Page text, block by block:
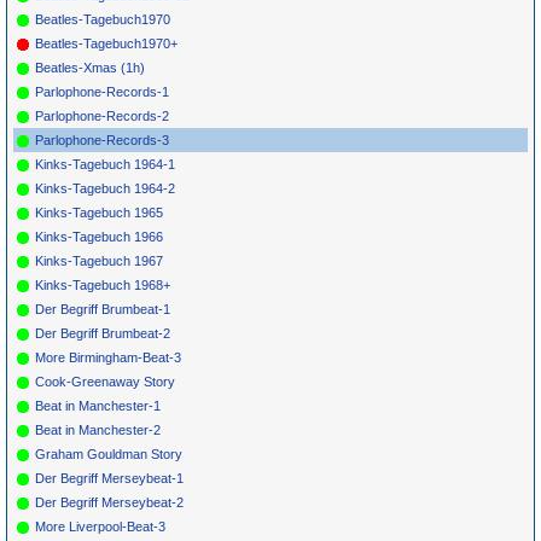
Beatles-Tagebuch1970
Beatles-Tagebuch1970+
Beatles-Xmas (1h)
Parlophone-Records-1
Parlophone-Records-2
Parlophone-Records-3
Kinks-Tagebuch 1964-1
Kinks-Tagebuch 1964-2
Kinks-Tagebuch 1965
Kinks-Tagebuch 1966
Kinks-Tagebuch 1967
Kinks-Tagebuch 1968+
Der Begriff Brumbeat-1
Der Begriff Brumbeat-2
More Birmingham-Beat-3
Cook-Greenaway Story
Beat in Manchester-1
Beat in Manchester-2
Graham Gouldman Story
Der Begriff Merseybeat-1
Der Begriff Merseybeat-2
More Liverpool-Beat-3